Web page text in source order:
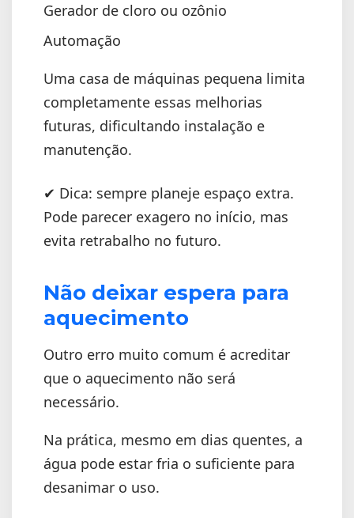
Gerador de cloro ou ozônio
Automação
Uma casa de máquinas pequena limita
completamente essas melhorias
futuras, dificultando instalação e
manutenção.
✔ Dica: sempre planeje espaço extra.
Pode parecer exagero no início, mas
evita retrabalho no futuro.
Não deixar espera para
aquecimento
Outro erro muito comum é acreditar
que o aquecimento não será
necessário.
Na prática, mesmo em dias quentes, a
água pode estar fria o suficiente para
desanimar o uso.